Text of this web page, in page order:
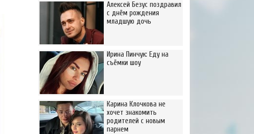
Алексей Безус поздравил
с днём рождения
младшую дочь
Ирина Пинчук: Еду на
съёмки шоу
Карина Клочкова не
хочет знакомить
родителей с новым
парнем